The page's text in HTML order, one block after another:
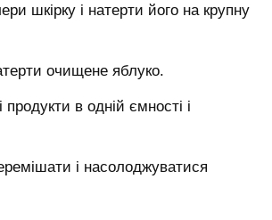
шкірку і натерти його на крупну
очищене яблуко.
продукти в одній ємності і
і насолоджуватися